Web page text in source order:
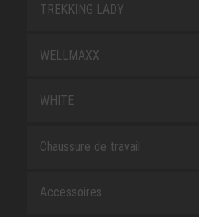
TREKKING LADY
WELLMAXX
WHITE
Chaussure de travail
Accessoires